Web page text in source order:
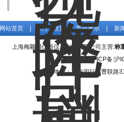
网站首页 关于我们 | 产品展示 新
上海梅颖浦仪器仪表制造有限公司主营:称
管理登陆ICP备:沪
地址：上海闵行区曹联路